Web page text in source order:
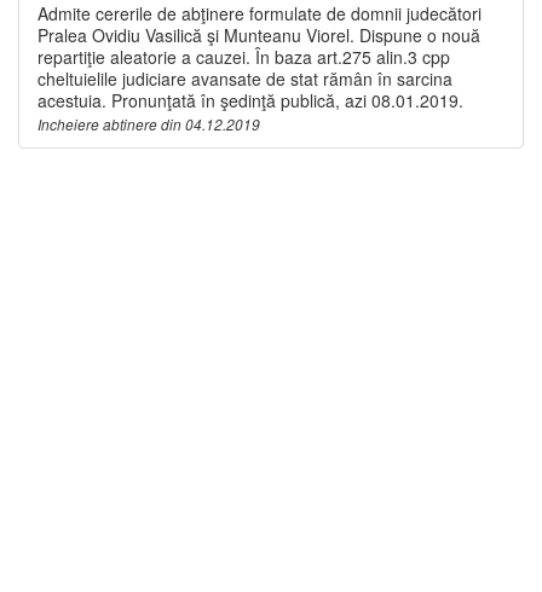
Admite cererile de abţinere formulate de domnii judecători
Pralea Ovidiu Vasilică şi Munteanu Viorel. Dispune o nouă
repartiţie aleatorie a cauzei. În baza art.275 alin.3 cpp
cheltuielile judiciare avansate de stat rămân în sarcina
acestuia. Pronunţată în şedinţă publică, azi 08.01.2019.
Incheiere abtinere din 04.12.2019